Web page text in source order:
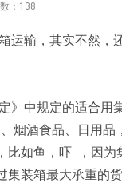
： 138
运输，其实不然，
》中规定的适合
烟酒食品、日用
比如鱼，吓 ，因
装箱最大承重的